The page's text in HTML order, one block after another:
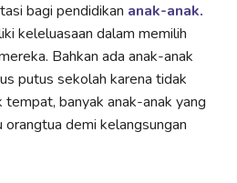
bagi pendidikan anak-anak.
keleluasaan dalam memilih
Bahkan ada anak-anak
putus sekolah karena tidak
tempat, banyak anak-anak yang
demi kelangsungan